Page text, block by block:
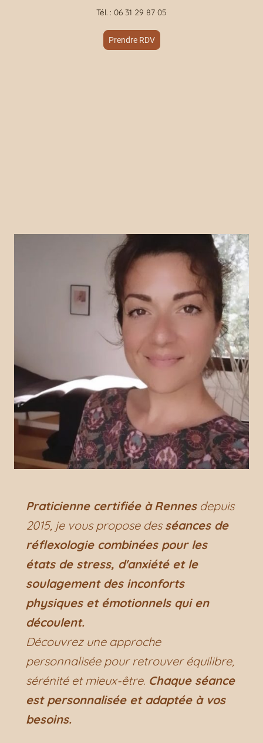
Tél. : 06 31 29 87 05
Prendre RDV
Praticienne certifiée à Rennesdepuis
2015, je vous propose desséances de
réflexologie combinées pour les
états de stress, d'anxiété et le
soulagement des inconforts
physiques et émotionnels qui en
découlent.
Découvrez une approche
personnalisée pour retrouver équilibre,
sérénité et mieux-être. Chaque séance
est personnalisée et adaptée à vos
besoins.